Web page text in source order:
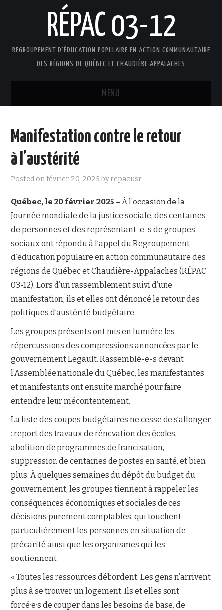
RÉPAC 03-12
REGROUPEMENT D'ÉDUCATION POPULAIRE EN ACTION COMMUNAUTAIRE
DES RÉGIONS DE QUÉBEC ET CHAUDIÈRE-APPALACHES
MENU
PRÉSENTATION
FAIRE UN DON !
NOUS JOINDRE
Manifestation contre le retour
à l’austérité
Posted onfévrier 20, 2025 byrepacusr
Québec, le 20 février 2025 – À l’occasion de la
Journée mondiale de la justice sociale, des centaines
de personnes et des représentant-e-s de groupes
sociaux ont répondu à l’appel du Regroupement
d’éducation populaire en action communautaire des
régions de Québec et Chaudière-Appalaches (RÉPAC
03-12). Lors d’un rassemblement suivi d’une
manifestation, ils et elles ont dénoncé le retour des
politiques d’austérité budgétaire.
Les groupes présents ont mis en lumière les
répercussions des compressions annoncées par le
gouvernement Legault. Rassemblé-e-s devant
l’Assemblée nationale du Québec, les manifestantes
et manifestants ont ensuite marché pour faire
entendre leur mécontentement.
La liste des coupes budgétaires ne cesse de s’allonger
: report des travaux de rénovation des écoles,
abolition de programmes de francisation,
suppression de centaines de postes en santé, et bien
plus. À quelques semaines du dépôt du budget du
gouvernement, les groupes tiennent à rappeler les
conséquences économiques et sociales de ces
décisions purement comptables, qui touchent
particulièrement les personnes en situation de
précarité ainsi que les organismes qui les
soutiennent.
« Toutes les ressources débordent. Les gens n’arrivent
plus à se trouver un logement. Ils et elles sont
forcé·e·s de couper dans les besoins de base, de